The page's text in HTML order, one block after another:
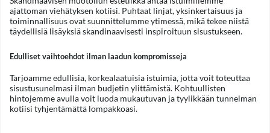
ajattoman viehätyksen kotiisi. Puhtaat linjat, yksinkertaisuus ja
toiminnallisuus ovat suunnittelumme ytimessä, mikä tekee niistä
täydellisiä lisäyksiä skandinaavisesti inspiroituun sisustukseen.
Edulliset vaihtoehdot ilman laadun kompromisseja
Tarjoamme edullisia, korkealaatuisia istuimia, jotta voit toteuttaa
sisustusunelmasi ilman budjetin ylittämistä. Kohtuullisten
hintojemme avulla voit luoda mukautuvan ja tyylikkään tunnelman
kotiisi tyhjentämättä lompakkoasi.